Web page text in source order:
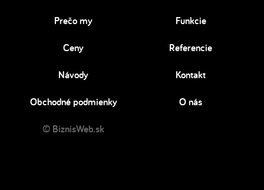
Prečo my Funkcie
Ceny Referencie
Návody Kontakt
Obchodné podmienky O nás
© BiznisWeb.sk